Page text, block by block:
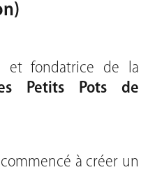
et fondatrice de la
Petits Pots de
à créer un